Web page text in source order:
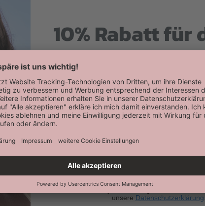
10% Rabatt für
Willkommensrabatt auf deine erste
erhalten!
Abonnieren
Keine Datenweitergabe an Dritte. Eine
jederzeit möglich. Hier findest
unsere Datenschutzerklärung